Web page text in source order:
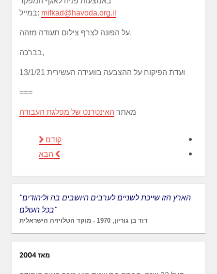
במייל: mifkad@havoda.org.il
על הפונה לצרף צילום תעודה מזהה.
בברכה,
ועדת הפיקוח על ההצבעה בוועידה העשירית 13/1/21
===
מאתר האינטרנט של מפלגת העבודה
קודם
הבא
"הארץ הזו שייכת לשניים לערבים היושבים בה וליהודים
בכל העולם"
דוד בן גוריון, 1970 - מוקד הטלויזיה הישראלית
מאז 2004